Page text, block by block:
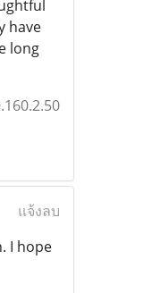
have
long
แจ้งลบ
I hope